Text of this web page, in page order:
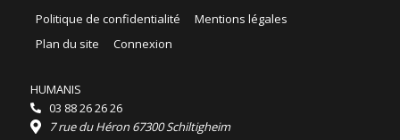
Politique de confidentialité
Mentions légales
Plan du site
Connexion
HUMANIS
03 88 26 26 26
7 rue du Héron 67300 Schiltigheim